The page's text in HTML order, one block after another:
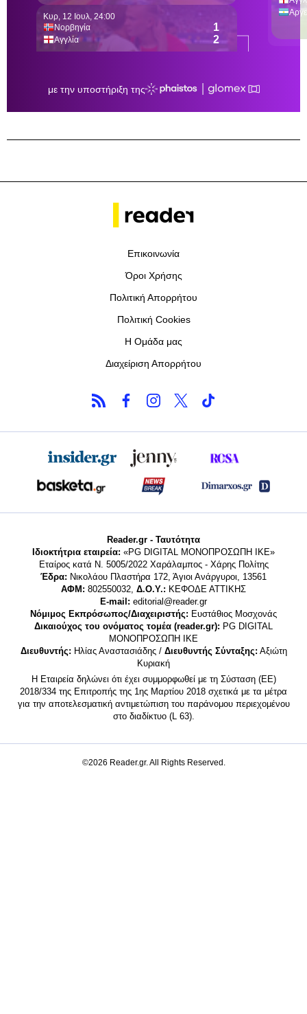
Επικοινωνία
Όροι Χρήσης
Πολιτική Απορρήτου
Πολιτική Cookies
Η Ομάδα μας
Διαχείριση Απορρήτου
Reader.gr - Ταυτότητα
Ιδιοκτήτρια εταιρεία: «PG DIGITAL MONΟΠΡΟΣΩΠΗ ΙΚΕ»
Εταίρος κατά Ν. 5005/2022 Χαράλαμπος - Χάρης Πολίτης
Έδρα: Νικολάου Πλαστήρα 172, Άγιοι Ανάργυροι, 13561
ΑΦΜ: 802550032, Δ.Ο.Υ.: ΚΕΦΟΔΕ ΑΤΤΙΚΗΣ
E-mail: editorial@reader.gr
Νόμιμος Εκπρόσωπος/Διαχειριστής: Ευστάθιος Μοσχονάς
Δικαιούχος του ονόματος τομέα (reader.gr): PG DIGITAL
MONΟΠΡΟΣΩΠΗ ΙΚΕ
Διευθυντής: Ηλίας Αναστασιάδης / Διευθυντής Σύνταξης: Αξιώτη
Κυριακή
Η Εταιρεία δηλώνει ότι έχει συμμορφωθεί με τη Σύσταση (ΕΕ)
2018/334 της Επιτροπής της 1ης Μαρτίου 2018 σχετικά με τα μέτρα
για την αποτελεσματική αντιμετώπιση του παράνομου περιεχομένου
στο διαδίκτυο (L 63).
©2026 Reader.gr. All Rights Reserved.